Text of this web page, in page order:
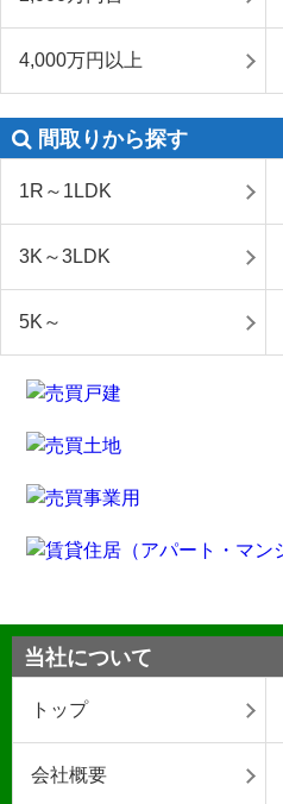
4,000万円以上
間取りから探す
1R～1LDK
3K～3LDK
5K～
当社について
トップ
会社概要